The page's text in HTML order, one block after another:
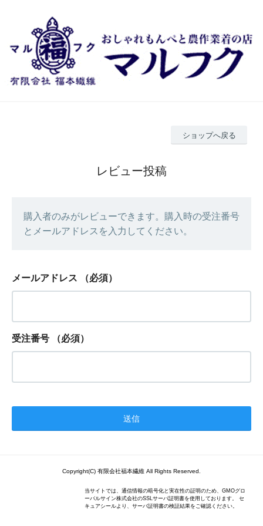
ショップへ戻る
レビュー投稿
購入者のみがレビューできます。購入時の受注番号
とメールアドレスを入力してください。
メールアドレス （必須）
受注番号 （必須）
Copyright(C) 有限会社福本繊維 All Rights Reserved.
当サイトでは、通信情報の暗号化と実在性の証明のため、GMOグロ
ーバルサイン株式会社のSSLサーバ証明書を使用しております。 セ
キュアシールより、サーバ証明書の検証結果をご確認ください。